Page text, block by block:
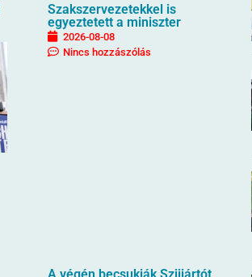
Szakszervezetekkel is
egyeztetett a miniszter
2026-08-08
Nincs hozzászólás